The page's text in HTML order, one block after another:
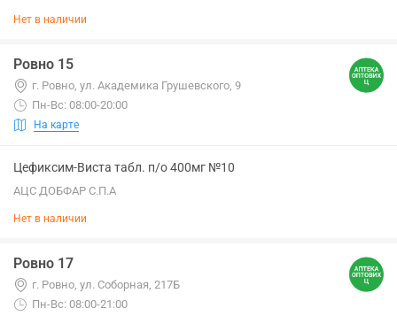
Нет в наличии
Ровно 15
г. Ровно, ул. Академика Грушевского, 9
Пн-Вс: 08:00-20:00
На карте
Цефиксим-Виста табл. п/о 400мг №10
АЦС ДОБФАР С.П.А
Нет в наличии
Ровно 17
г. Ровно, ул. Соборная, 217Б
Пн-Вс: 08:00-21:00